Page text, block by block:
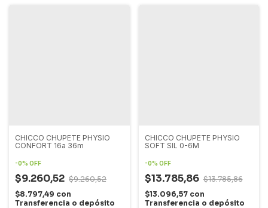
CHICCO CHUPETE PHYSIO
CONFORT 16a 36m
-0% OFF
$9.260,52 $9.260,52
$8.797,49 con
Transferencia o depósito
CHICCO CHUPETE PHYSIO
SOFT SIL 0-6M
-0% OFF
$13.785,86 $13.785,86
$13.096,57 con
Transferencia o depósito